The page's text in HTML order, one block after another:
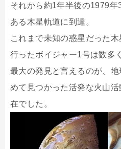
それから約1年半後の1979
ある木星軌道に到達。
これまで未知の惑星だった
行ったボイジャー1号は数多
最大の発見と言えるのが、
めて見つかった活発な火山
在でした。